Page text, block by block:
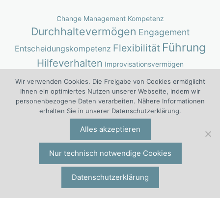
Change Management Kompetenz
Durchhaltevermögen Engagement
Entscheidungskompetenz Flexibilität Führung
Hilfeverhalten Improvisationsvermögen
Informationsweitergabe Innovation Kennenlernen
Kommunikation Kompetenzorientierte
KooperationKoordination
Motivation Netzwerkbildung
Nonverbale
Kommunikation
Planungskompetenz Problemlösekompetenz
Projektmanagement Rücksichtnahme
Selbstbewusstheit Selbstkontrolle Selbstmotivierung
Wir verwenden Cookies. Die Freigabe von Cookies ermöglicht
Ihnen ein optimiertes Nutzen unserer Webseite, indem wir
personenbezogene Daten verarbeiten. Nähere Informationen
erhalten Sie in unserer Datenschutzerklärung.
Alles akzeptieren
Nur technisch notwendige Cookies
Datenschutzerklärung